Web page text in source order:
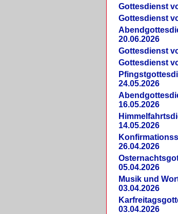
Gottesdienst
Gottesdienst
20.06.2026
Gottesdienst
Gottesdienst
24.05.2026
16.05.2026
14.05.2026
26.04.2026
05.04.2026
Musik und
03.04.2026
03.04.2026